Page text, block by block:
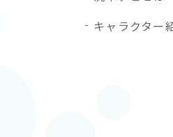
キャラクター